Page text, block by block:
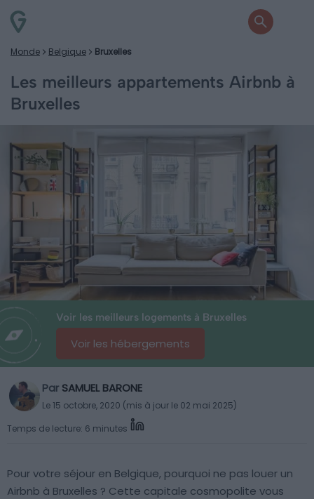
Monde Belgique Bruxelles
Les meilleurs appartements Airbnb à
Bruxelles
Voir les meilleurs logements à Bruxelles
Voir les hébergements
Par SAMUEL BARONE
Le 15 octobre, 2020 (mis à jour le 02 mai 2025)
Temps de lecture: 6 minutes
Pour votre séjour en Belgique, pourquoi ne pas louer un
Airbnb à Bruxelles ? Cette capitale cosmopolite vous